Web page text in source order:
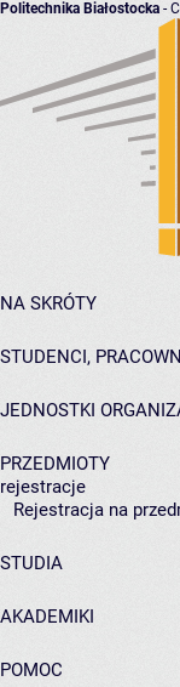
Politechnika Białostocka -
NA SKRÓTY
STUDENCI,
JEDNOSTKI
PRZEDMIOTY
rejestracje
Rejestracja na
STUDIA
AKADEMIKI
POMOC